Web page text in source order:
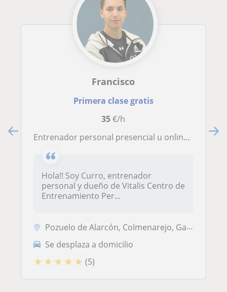
Francisco
Primera clase gratis
35€/h
Entrenador personal presencial u online. Entrenamientos individuales y colectivos
Hola!! Soy Curro, entrenador
personal y dueño de Vitalis Centro de
Entrenamiento Per...
Pozuelo de Alarcón, Colmenarejo, Galapagar, Hoyo de Manzanares, Torrel...
Se desplaza a domicilio
★ ★ ★ ★ ★ (5)